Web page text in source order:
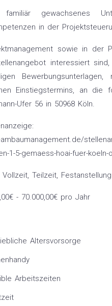
familiär gewachsenes
in der
sowie in der
interessiert
Einstiegstermins, an die
Ufer 56 in 50968 Köln.
1-5-gemaess-hoai-fuer-koeln-
Teilzeit, Festanstellung
- 70.000,00€ pro Jahr
Altersvorsorge
Arbeitszeiten